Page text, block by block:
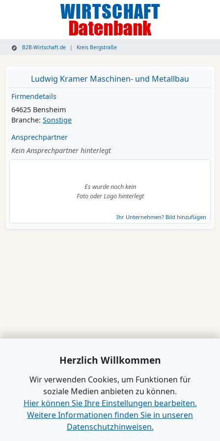
B2B-Wirtschaft.de Kreis Bergstraße
Ludwig Kramer Maschinen- und Metallbau
Firmendetails
64625 Bensheim
Branche: Sonstige
Ansprechpartner
Kein Ansprechpartner hinterlegt
Es wurde noch kein
Foto oder Logo hinterlegt
Ihr Unternehmen? Bild hinzufügen
Herzlich Willkommen
Wir verwenden Cookies, um Funktionen für
soziale Medien anbieten zu können.
Hier können Sie Ihre Einstellungen bearbeiten.
Weitere Informationen finden Sie in unseren
Datenschutzhinweisen.